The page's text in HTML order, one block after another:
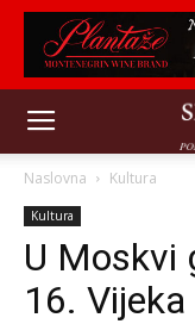
Naslovna Kultura
Kultura
U Moskvi
16. Vijeka